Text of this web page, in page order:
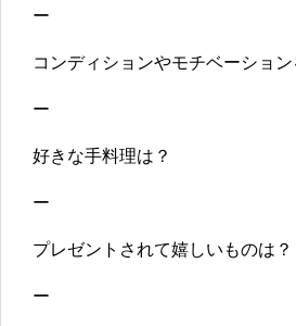
ー
コンディションやモチベーショ
ー
好きな手料理は？
ー
プレゼントされて嬉しいものは？
ー